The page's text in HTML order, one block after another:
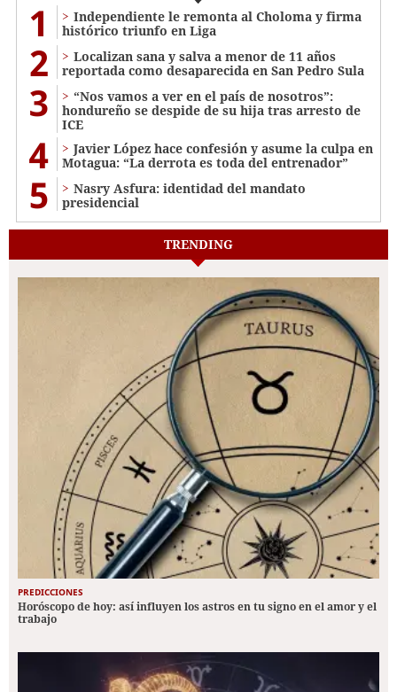
1
Independiente le remonta al Choloma y firma
histórico triunfo en Liga
2
Localizan sana y salva a menor de 11 años
reportada como desaparecida en San Pedro Sula
3
“Nos vamos a ver en el país de nosotros”:
hondureño se despide de su hija tras arresto de
ICE
4
Javier López hace confesión y asume la culpa en
Motagua: “La derrota es toda del entrenador”
5
Nasry Asfura: identidad del mandato
presidencial
TRENDING
PREDICCIONES
Horóscopo de hoy: así influyen los astros en tu signo en el amor y el
trabajo